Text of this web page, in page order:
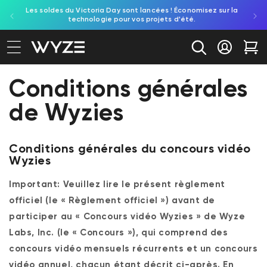
au contenu
d'accessibilité
Les soldes du Victoria Day sont lancées ! Économisez sur la
technologie pour vos projets d'été.
Se
Conditions générales
de Wyzies
Conditions générales du concours vidéo
Wyzies
Important: Veuillez lire le présent règlement
officiel (le « Règlement officiel ») avant de
participer au « Concours vidéo Wyzies » de Wyze
Labs, Inc. (le « Concours »), qui comprend des
concours vidéo mensuels récurrents et un concours
vidéo annuel, chacun étant décrit ci-après. En